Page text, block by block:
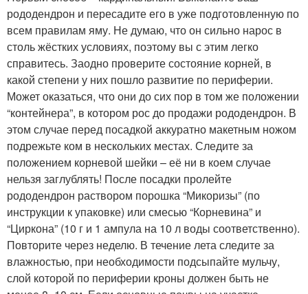
рододендрон и пересадите его в уже подготовленную по
всем правилам яму. Не думаю, что он сильно нарос в
столь жёстких условиях, поэтому вы с этим легко
справитесь. Заодно проверите состояние корней, в
какой степени у них пошло развитие по периферии.
Может оказаться, что они до сих пор в том же положении
“контейнера”, в котором рос до продажи рододендрон. В
этом случае перед посадкой аккуратно макетным ножом
подрежьте ком в нескольких местах. Следите за
положением корневой шейки – её ни в коем случае
нельзя заглублять! После посадки пролейте
рододендрон раствором порошка “Микоризы” (по
инструкции к упаковке) или смесью “Корневина” и
“Циркона” (10 г и 1 ампула на 10 л воды соответственно).
Повторите через неделю. В течение лета следите за
влажностью, при необходимости подсыпайте мульчу,
слой которой по периферии кроны должен быть не